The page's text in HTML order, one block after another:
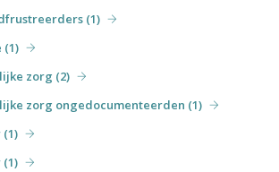
(1)
(1)
zorg (2)
zorg ongedocumenteerden (1)